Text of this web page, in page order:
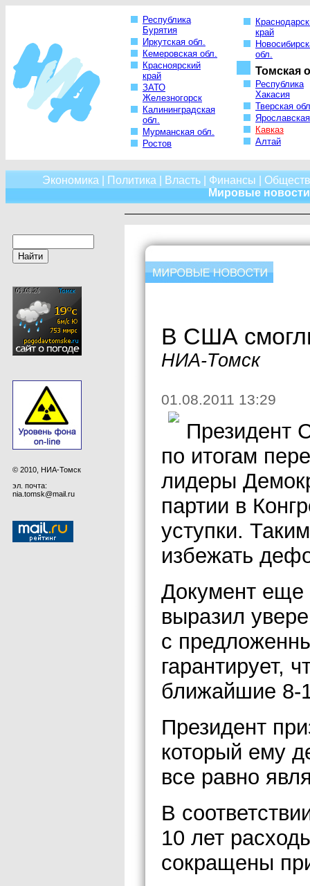
Республика
Бурятия
Иркутская обл.
Кемеровская обл.
Красноярский
край
ЗАТО
Железногорск
Калининградская
обл.
Мурманская обл.
Ростов
край
обл.
Томская
Республика
Хакасия
Тверская
Кавказ
Алтай
Экономика Политика Власть| Финансы
Мировые новости
© 2010, НИА-Томск
эл. почта:
nia.tomsk@mail.ru
В США
НИА-Томск
01.08.2011 13:29
Президент
по итогам
лидеры
партии в
уступки.
избежать
Документ еще
выразил
с
гарантирует,
ближайшие 8-
Президент
который ему
все равно
В
10 лет
сокращены